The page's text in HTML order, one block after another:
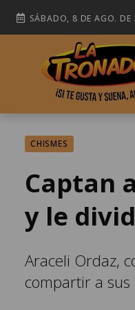
SÁBADO, 8 DE AGO.
CHISMES
Captan
y le
Araceli Ordaz,
compartir a